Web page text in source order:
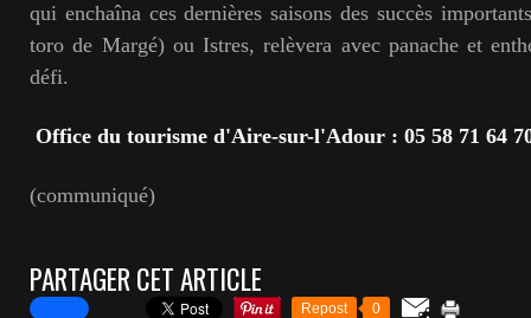
qui enchaîna ces dernières saisons des succès
toro de Margé) ou Istres, relèvera avec panache et
défi.
Office du tourisme d'Aire-sur-l'Adour : 05 58 71 64
(communiqué)
PARTAGER CET ARTICLE
Repost 0